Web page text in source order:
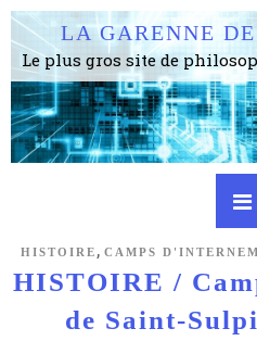
LA GARENNE
HISTOIRE , CAMPS
HISTOIRE /
de Saint-